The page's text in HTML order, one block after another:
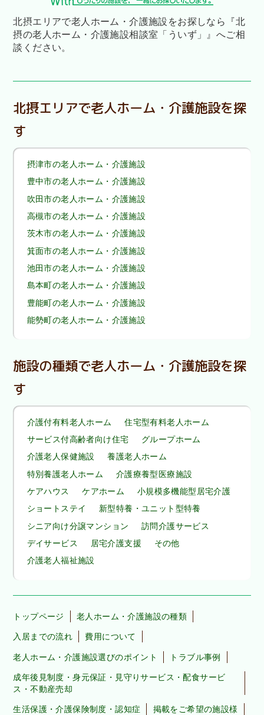
北摂エリアで老人ホーム・介護施設をお探しなら
『北
摂の老人ホーム・介護施設相談室「ういず」』へご相
談ください。
北摂エリアで老人ホーム・介護施設を探
す
摂津市の老人ホーム・介護施設
豊中市の老人ホーム・介護施設
吹田市の老人ホーム・介護施設
高槻市の老人ホーム・介護施設
茨木市の老人ホーム・介護施設
箕面市の老人ホーム・介護施設
池田市の老人ホーム・介護施設
島本町の老人ホーム・介護施設
豊能町の老人ホーム・介護施設
能勢町の老人ホーム・介護施設
施設の種類で老人ホーム・介護施設を探
す
介護付有料老人ホーム
住宅型有料老人ホーム
サービス付高齢者向け住宅
グループホーム
介護老人保健施設
養護老人ホーム
特別養護老人ホーム
介護療養型医療施設
ケアハウス
ケアホーム
小規模多機能型居宅介護
ショートステイ
新型特養・ユニット型特養
シニア向け分譲マンション
訪問介護サービス
デイサービス
居宅介護支援
その他
介護老人福祉施設
トップページ 老人ホーム・介護施設の種類
入居までの流れ 費用について
老人ホーム・介護施設選びのポイント トラブル事例
成年後見制度・身元保証・見守りサービス・配食サービ
ス・不動産売却
生活保護・介護保険制度・認知症 掲載をご希望の施設様